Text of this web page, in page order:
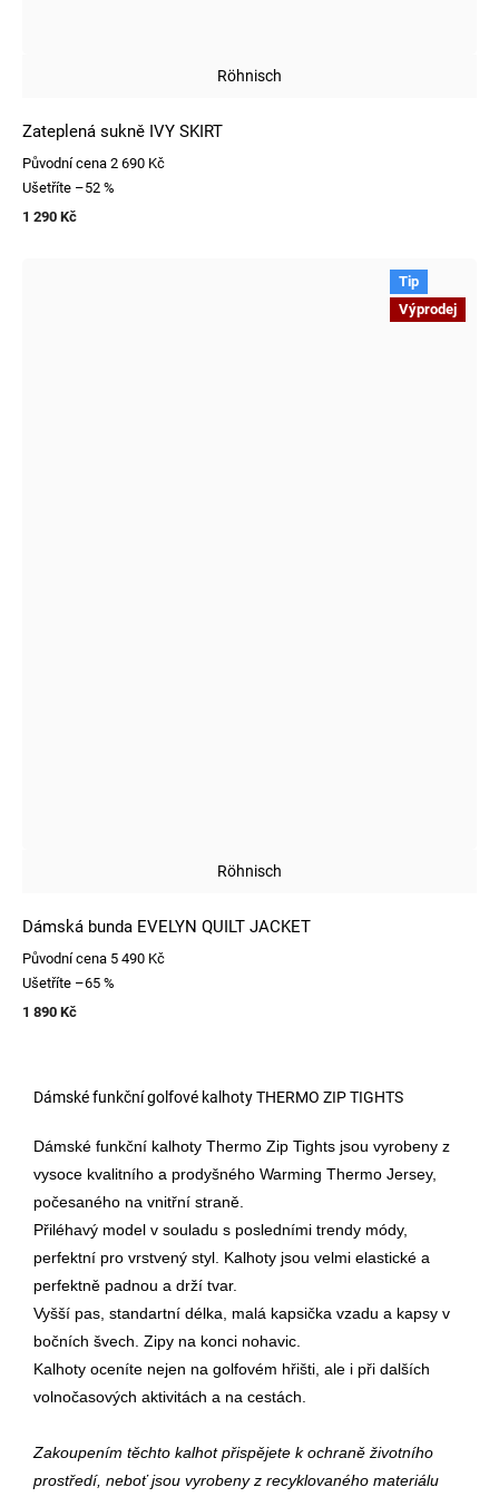
Röhnisch
Zateplená sukně IVY SKIRT
Původní cena 2 690 Kč
Ušetříte –52 %
1 290 Kč
Tip
Výprodej
Röhnisch
Dámská bunda EVELYN QUILT JACKET
Původní cena 5 490 Kč
Ušetříte –65 %
1 890 Kč
Dámské funkční golfové kalhoty THERMO ZIP TIGHTS
Dámské funkční kalhoty Thermo Zip Tights jsou vyrobeny z
vysoce kvalitního a prodyšného Warming Thermo Jersey,
počesaného na vnitřní straně.
Přiléhavý model v souladu s posledními trendy módy,
perfektní pro vrstvený styl. Kalhoty jsou velmi elastické a
perfektně padnou a drží tvar.
Vyšší pas, standartní délka, malá kapsička vzadu a kapsy v
bočních švech. Zipy na konci nohavic.
Kalhoty oceníte nejen na golfovém hřišti, ale i při dalších
volnočasových aktivitách a na cestách.
Zakoupením těchto kalhot přispějete k ochraně životního
prostředí, neboť jsou vyrobeny z recyklovaného materiálu